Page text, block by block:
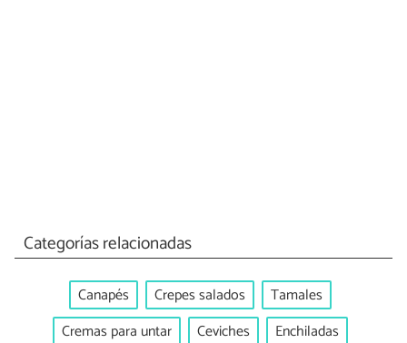
Categorías relacionadas
Canapés Crepes salados
Tamales
Cremas para untar
Ceviches Enchiladas